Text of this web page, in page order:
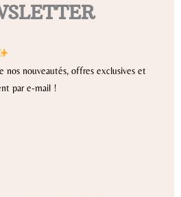
nos nouveautés, offres exclusives et
par e-mail !